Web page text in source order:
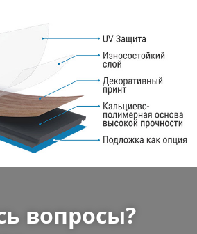
вопросы?